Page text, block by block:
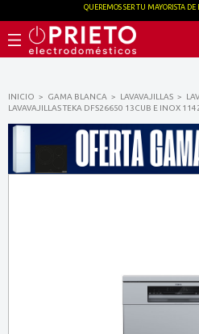
INICIO GAMA BLANCA LAVAVAJILLAS
LAVAVAJILLAS TEKA DFS26650 13CUB E INOX
QUEREMOS SER TU MAYORISTA DE